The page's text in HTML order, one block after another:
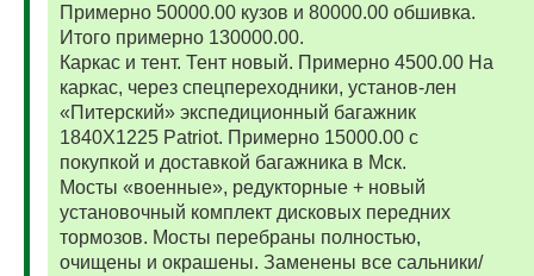
Примерно 50000.00 кузов и 80000.00 обшивка.
Итого примерно 130000.00.
Каркас и тент. Тент новый. Примерно 4500.00 На
каркас, через спецпереходники, установ-лен
«Питерский» экспедиционный багажник
1840Х1225 Patriot. Примерно 15000.00 с
покупкой и доставкой багажника в Мск.
Мосты «военные», редукторные + новый
установочный комплект дисковых передних
тормозов. Мосты перебраны полностью,
очищены и окрашены. Заменены все сальники/